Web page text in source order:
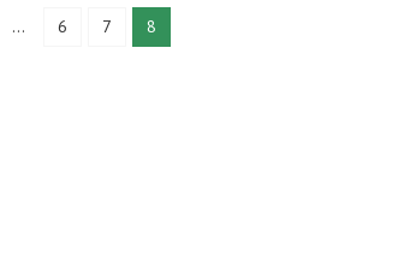
... 6 7 8